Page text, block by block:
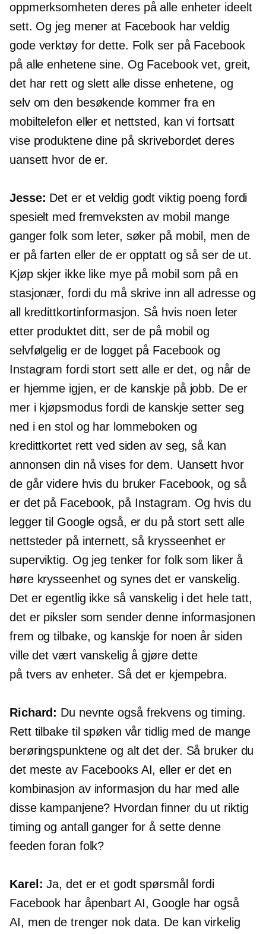
oppmerksomheten deres på alle enheter ideelt
sett. Og jeg mener at Facebook har veldig
gode verktøy for dette. Folk ser på Facebook
på alle enhetene sine. Og Facebook vet, greit,
det har rett og slett alle disse enhetene, og
selv om den besøkende kommer fra en
mobiltelefon eller et nettsted, kan vi fortsatt
vise produktene dine på skrivebordet deres
uansett hvor de er.
Jesse: Det er et veldig godt viktig poeng fordi
spesielt med fremveksten av mobil mange
ganger folk som leter, søker på mobil, men de
er på farten eller de er opptatt og så ser de ut.
Kjøp skjer ikke like mye på mobil som på en
stasjonær, fordi du må skrive inn all adresse og
all kredittkortinformasjon. Så hvis noen leter
etter produktet ditt, ser de på mobil og
selvfølgelig er de logget på Facebook og
Instagram fordi stort sett alle er det, og når de
er hjemme igjen, er de kanskje på jobb. De er
mer i kjøpsmodus fordi de kanskje setter seg
ned i en stol og har lommeboken og
kredittkortet rett ved siden av seg, så kan
annonsen din nå vises for dem. Uansett hvor
de går videre hvis du bruker Facebook, og så
er det på Facebook, på Instagram. Og hvis du
legger til Google også, er du på stort sett alle
nettsteder på internett, så krysseenhet er
superviktig. Og jeg tenker for folk som liker å
høre krysseenhetog synes det er vanskelig.
Det er egentlig ikke så vanskelig i det hele tatt,
det er piksler som sender denne informasjonen
frem og tilbake, og kanskje for noen år siden
ville det vært vanskelig å gjøre dette
på tvers av enheter. Så det er kjempebra.
Richard: Du nevnte også frekvens og timing.
Rett tilbake til spøken vår tidlig med de mange
berøringspunktene og alt det der. Så bruker du
det meste av Facebooks AI, eller er det en
kombinasjon av informasjon du har med alle
disse kampanjene? Hvordan finner du ut riktig
timing og antall ganger for å sette denne
feeden foran folk?
Karel: Ja, det er et godt spørsmål fordi
Facebook har åpenbart AI, Google har også
AI, men de trenger nok data. De kan virkelig